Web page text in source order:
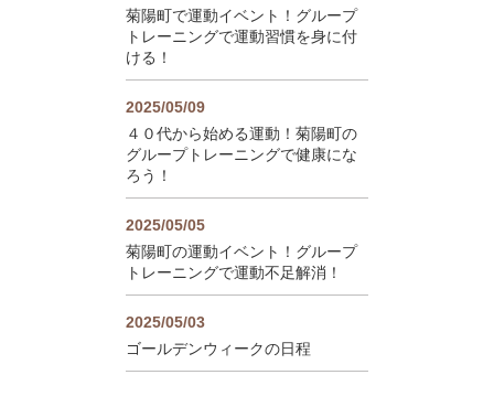
菊陽町で運動イベント！グループ
トレーニングで運動習慣を身に付
ける！
2025/05/09
４０代から始める運動！菊陽町の
グループトレーニングで健康にな
ろう！
2025/05/05
菊陽町の運動イベント！グループ
トレーニングで運動不足解消！
2025/05/03
ゴールデンウィークの日程